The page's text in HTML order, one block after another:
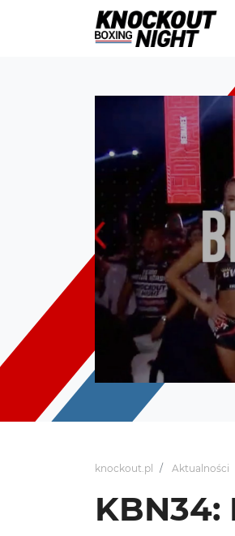
knockout.pl Aktualności